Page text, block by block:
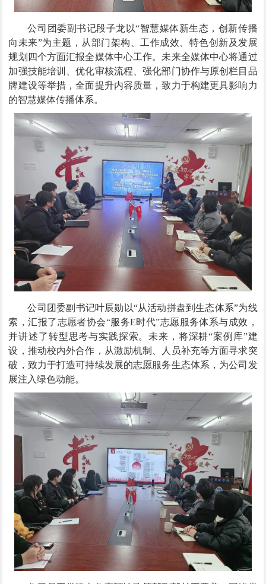
公司团委副书记段子龙以“智慧媒体新生态，创新传播
向未来”为主题，从部门架构、工作成效、特色创新及发展
规划四个方面汇报全媒体中心工作。未来全媒体中心将通过
加强技能培训、优化审核流程、强化部门协作与原创栏目品
牌建设等举措，全面提升内容质量，致力于构建更具影响力
的智慧媒体传播体系。
公司团委副书记叶辰勋以“从活动拼盘到生态体系”为线
索，汇报了志愿者协会“服务E时代”志愿服务体系与成效，
并讲述了转型思考与实践探索。未来，将深耕“案例库”建
设，推动校内外合作，从激励机制、人员补充等方面寻求突
破，致力于打造可持续发展的志愿服务生态体系，为公司发
展注入绿色动能。